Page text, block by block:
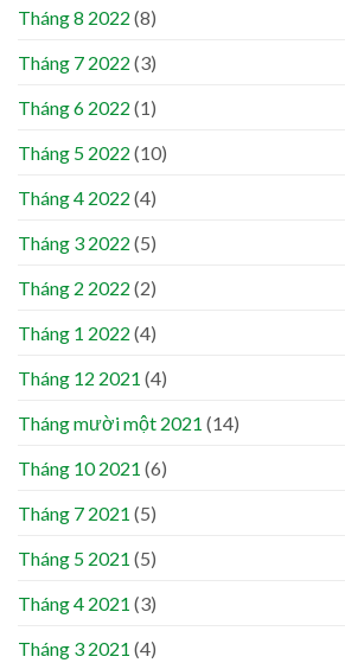
Tháng 8 2022 (8)
Tháng 7 2022 (3)
Tháng 6 2022 (1)
Tháng 5 2022 (10)
Tháng 4 2022 (4)
Tháng 3 2022 (5)
Tháng 2 2022 (2)
Tháng 1 2022 (4)
Tháng 12 2021 (4)
Tháng mười một 2021 (14)
Tháng 10 2021 (6)
Tháng 7 2021 (5)
Tháng 5 2021 (5)
Tháng 4 2021 (3)
Tháng 3 2021 (4)